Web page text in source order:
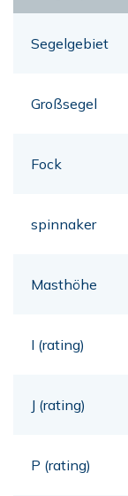
Segelgebiet
Großsegel
Fock
spinnaker
Masthöhe
I (rating)
J (rating)
P (rating)